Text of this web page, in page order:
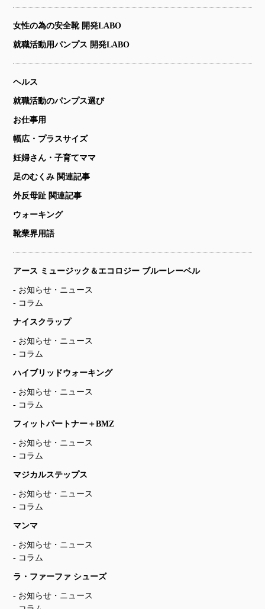
女性の為の安全靴 開発LABO
就職活動用パンプス 開発LABO
ヘルス
就職活動のパンプス選び
お仕事用
幅広・プラスサイズ
妊婦さん・子育てママ
足のむくみ 関連記事
外反母趾 関連記事
ウォーキング
靴業界用語
アース ミュージック＆エコロジー ブルーレーベル
お知らせ・ニュース
コラム
ナイスクラップ
お知らせ・ニュース
コラム
ハイブリッドウォーキング
お知らせ・ニュース
コラム
フィットパートナー＋BMZ
お知らせ・ニュース
コラム
マジカルステップス
お知らせ・ニュース
コラム
マンマ
お知らせ・ニュース
コラム
ラ・ファーファ シューズ
お知らせ・ニュース